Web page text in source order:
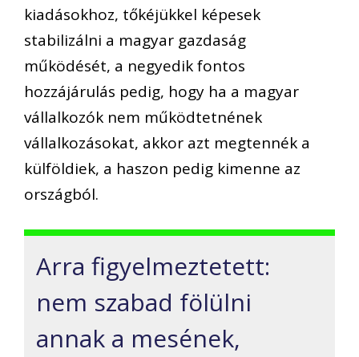
kiadásokhoz, tőkéjükkel képesek
stabilizálni a magyar gazdaság
működését, a negyedik fontos
hozzájárulás pedig, hogy ha a magyar
vállalkozók nem működtetnének
vállalkozásokat, akkor azt megtennék a
külföldiek, a haszon pedig kimenne az
országból.
Arra figyelmeztetett:
nem szabad fölülni
annak a mesének,